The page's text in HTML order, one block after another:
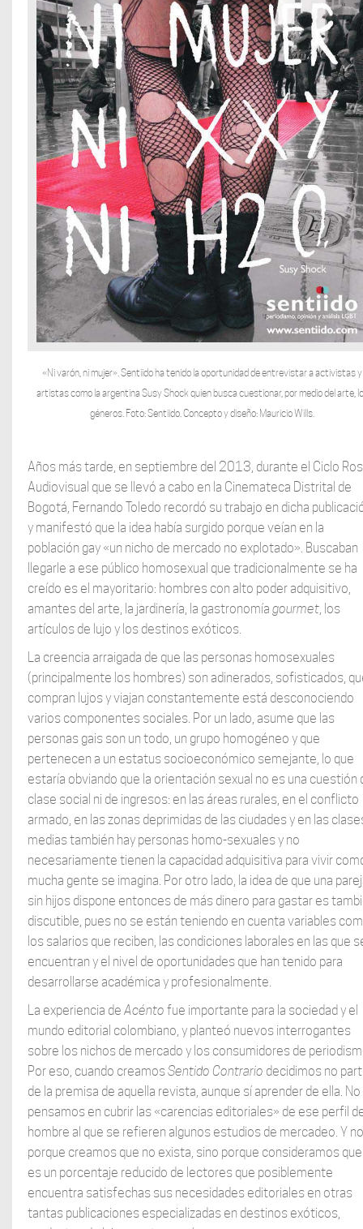
«Ni varón, ni mujer». Sentiido ha tenido la oportunidad de entrevistar a activistas y
artistas como la argentina Susy Shock quien busca cuestionar, por medio del arte,
géneros. Foto: Sentiido. Concepto y diseño: Mauricio Wills.
Años más tarde, en septiembre del 2013, durante el Ciclo
Audiovisual que se llevó a cabo en la Cinemateca Distrital de
Bogotá, Fernando Toledo recordó su trabajo en dicha
y manifestó que la idea había surgido porque veían en la
población gay «un nicho de mercado no explotado». Buscaban
llegarle a ese público homosexual que tradicionalmente se ha
creído es el mayoritario: hombres con alto poder adquisitivo,
amantes del arte, la jardinería, la gastronomía gourmet, los
artículos de lujo y los destinos exóticos.
La creencia arraigada de que las personas homosexuales
(principalmente los hombres) son adinerados, sofisticados,
compran lujos y viajan constantemente está desconociendo
varios componentes sociales. Por un lado, asume que las
personas gais son un todo, un grupo homogéneo y que
pertenecen a un estatus socioeconómico semejante, lo que
estaría obviando que la orientación sexual no es una cuestión
clase social ni de ingresos: en las áreas rurales, en el conflicto
armado, en las zonas deprimidas de las ciudades y en las
medias también hay personas homo-sexuales y no
necesariamente tienen la capacidad adquisitiva para vivir
mucha gente se imagina. Por otro lado, la idea de que una
sin hijos dispone entonces de más dinero para gastar es
discutible, pues no se están teniendo en cuenta variables
los salarios que reciben, las condiciones laborales en las que
encuentran y el nivel de oportunidades que han tenido para
desarrollarse académica y profesionalmente.
La experiencia de Acénto fue importante para la sociedad y el
mundo editorial colombiano, y planteó nuevos interrogantes
sobre los nichos de mercado y los consumidores de
Por eso, cuando creamosSentido Contrario decidimos no
de la premisa de aquella revista, aunque sí aprender de ella. No
pensamos en cubrir las «carencias editoriales» de ese perfil
hombre al que se refieren algunos estudios de mercadeo. Y no
porque creamos que no exista, sino porque consideramos que
es un porcentaje reducido de lectores que posiblemente
encuentra satisfechas sus necesidades editoriales en otras
tantas publicaciones especializadas en destinos exóticos,